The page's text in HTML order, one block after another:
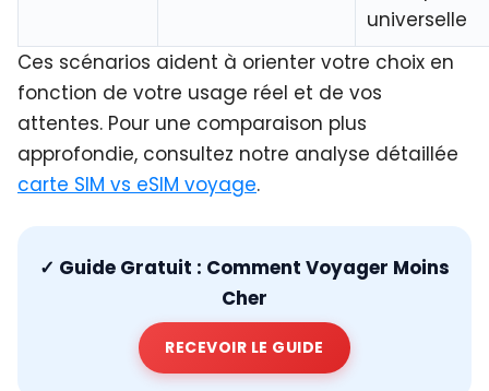
universelle
Ces scénarios aident à orienter votre choix en
fonction de votre usage réel et de vos
attentes. Pour une comparaison plus
approfondie, consultez notre analyse détaillée
carte SIM vs eSIM voyage.
✓ Guide Gratuit : Comment Voyager Moins
Cher
RECEVOIR LE GUIDE